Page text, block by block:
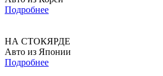
Подробнее
НА СТОКЯРДЕ
Авто из Японии
Подробнее